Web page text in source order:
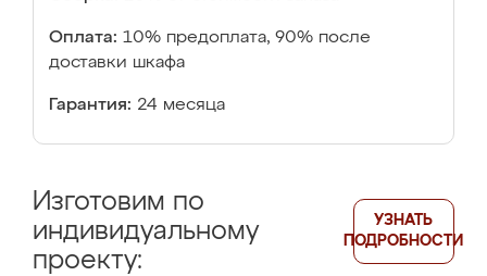
Оплата: 10% предоплата, 90% после
доставки шкафа
Гарантия: 24 месяца
Изготовим по
индивидуальному
проекту:
УЗНАТЬ
ПОДРОБНОСТИ